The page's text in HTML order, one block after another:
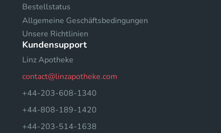
Bestellstatus
Allgemeine Geschäftsbedingungen
Unsere Richtlinien
Kundensupport
Linz Apotheke
contact@linzapotheke.com
+44-203-608-1340
+44-808-189-1420
+44-203-514-1638